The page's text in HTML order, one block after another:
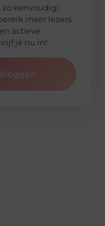
eenvoudig!
meer lezers
actieve
je nu in!